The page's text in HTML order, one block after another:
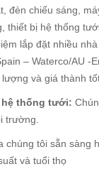
đèn chiếu sáng,
thiết bị hệ thống
lắp đặt nhiều
– Waterco/AU
và giá thành
hệ thống tưới:
trường.
chúng tôi sẵn sàng
và tuổi thọ